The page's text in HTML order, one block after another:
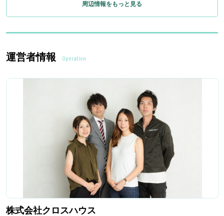
周辺情報をもっと見る
運営者情報 Operation
株式会社クロスハウス